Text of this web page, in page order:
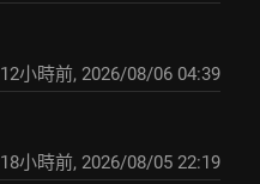
12小時前, 2026/08/06 04:39
18小時前, 2026/08/05 22:19